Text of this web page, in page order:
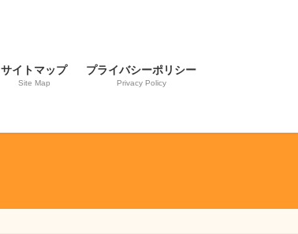
サイトマップ
Site Map
プライバシーポリシー
Privacy Policy